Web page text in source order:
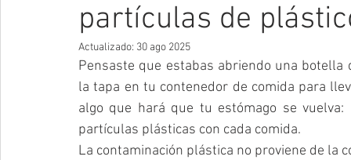
partículas de
Actualizado: 30 ago 2025
Pensaste que estabas abriendo una botella
la tapa en tu contenedor de comida para
algo que hará que tu estómago se
partículas plásticas con cada comida.
La contaminación plástica no proviene de la